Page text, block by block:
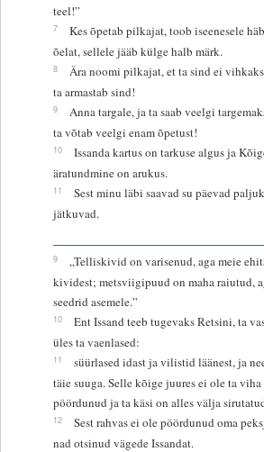
teel!”
7
Kes õpetab pilkajat, toob iseenesele
õelat, sellele jääb külge halb märk.
8
Ära noomi pilkajat, et ta sind ei
ta armastab sind!
9
Anna targale, ja ta saab veelgi
ta võtab veelgi enam õpetust!
10
Issanda kartus on tarkuse algus ja
äratundmine on arukus.
11
Sest minu läbi saavad su päevad
jätkuvad.
9
„Telliskivid on varisenud, aga meie
kividest; metsviigipuud on maha raiutud,
seedrid asemele.”
10
Ent Issand teeb tugevaks Retsini, ta
üles ta vaenlased:
11
süürlased idast ja vilistid läänest, ja
täie suuga. Selle kõige juures ei ole ta viha
pöördunud ja ta käsi on alles välja
12
Sest rahvas ei ole pöördunud oma
nad otsinud vägede Issandat.